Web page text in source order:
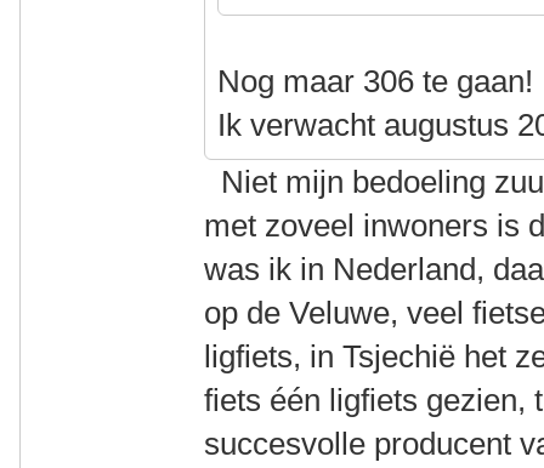
Nog maar 306 te gaan!
Ik verwacht augustus
Niet mijn bedoeling
met zoveel inwoners is
was ik in Nederland,
op de Veluwe, veel
ligfiets, in Tsjechië het
fiets één ligfiets gezien,
succesvolle producent